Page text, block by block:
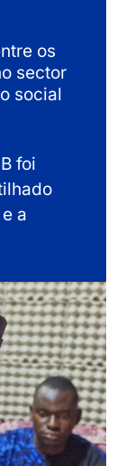
os
sector
social
foi
a